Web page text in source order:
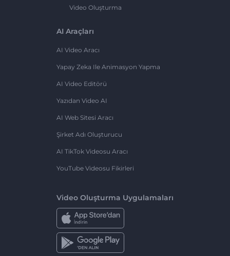
Video Oluşturma
AI Araçları
AI Video Aracı
Yapay Zeka Ile Animasyon Yapma
AI Video Editörü
Yazıdan Video AI
AI Web Sitesi Aracı
Şirket Adı Oluşturucu
AI TikTok Videosu Aracı
YouTube Videosu Fikirleri
Video Oluşturma Uygulamaları